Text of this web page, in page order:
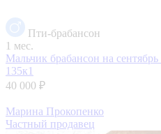
Пти-брабансон
1 мес.
Мальчик брабансон на сентябрь
135к1
40 000 ₽
Марина Прокопенко
Частный продавец